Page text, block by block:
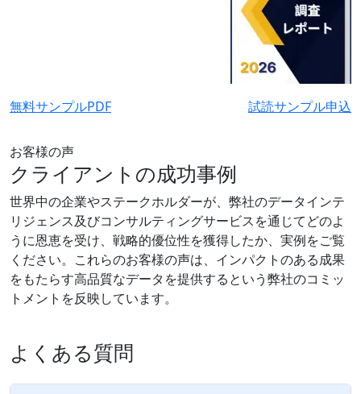
無料サンプルPDF 試読サンプル申込
お客様の声
クライアントの成功事例
世界中の企業やステークホルダーが、弊社のデータインテ
リジェンス及びコンサルティングサービスを通じてどのよ
うに恩恵を受け、戦略的優位性を獲得したか、実例をご覧
ください。これらのお客様の声は、インパクトのある成果
をもたらす高品質なデータを提供するという弊社のコミッ
トメントを反映しています。
よくある質問